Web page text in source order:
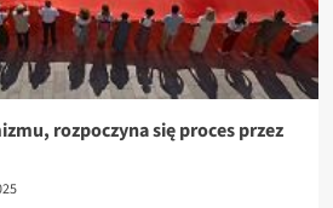
rozpoczyna się proces przez